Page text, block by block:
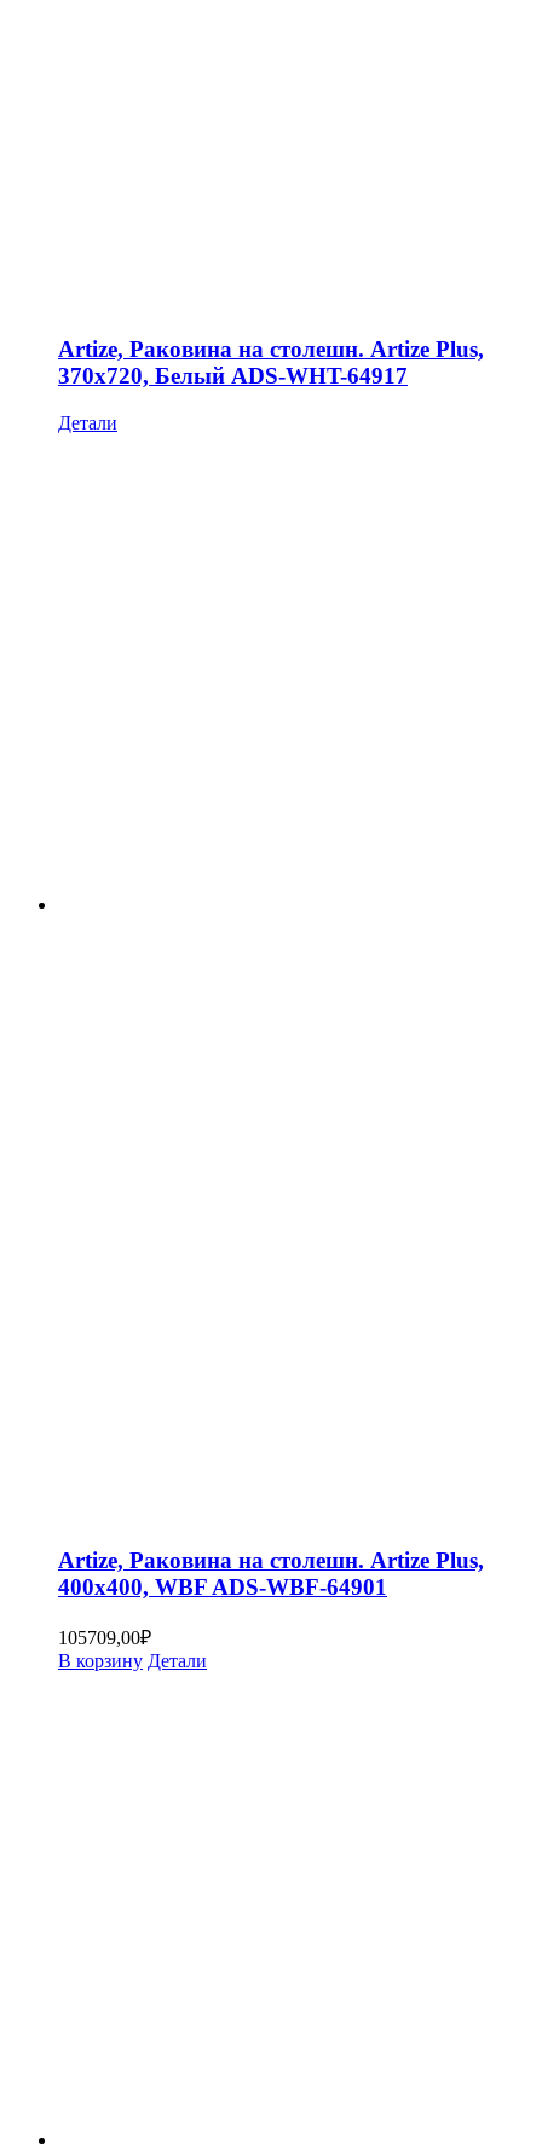
Artize, Раковина на столешн. Artize Plus,
370х720, Белый ADS-WHT-64917
Детали
Artize, Раковина на столешн. Artize Plus,
400х400, WBF ADS-WBF-64901
105709,00₽
В корзину Детали